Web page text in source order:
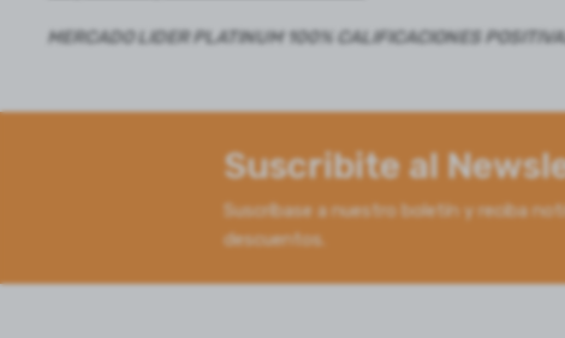
MERCADO LIDER PLATINUM 100% CALIFICACIONES
Suscribite al
Suscríbase a nuestro boletín y reciba
descuentos.